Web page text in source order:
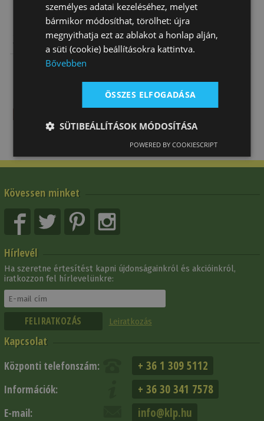
Sarkantyúszíj
Western
Kosárfonott
7 730 Ft
Sarkantyúszíj
Western
Sarkantyú
Western
Kövessen minket
Hírlevél
Ha szeretne értesítést kapni újdonságainkról és akcióinkról,
iratkozzon fel hírlevelünkre:
Leiratkozás
Kapcsolat
Központi telefonszám: + 36 1 309 5112
Információk: + 36 30 341 7578
E-mail: info@klp.hu
személyes adatai kezeléséhez, melyet
bármikor módosíthat, törölhet: újra
megnyithatja ezt az ablakot a honlap alján,
a süti (cookie) beállításokra kattintva.
Bővebben
ÖSSZES ELFOGADÁSA
SÜTIBEÁLLÍTÁSOK MÓDOSÍTÁSA
POWERED BY COOKIESCRIPT